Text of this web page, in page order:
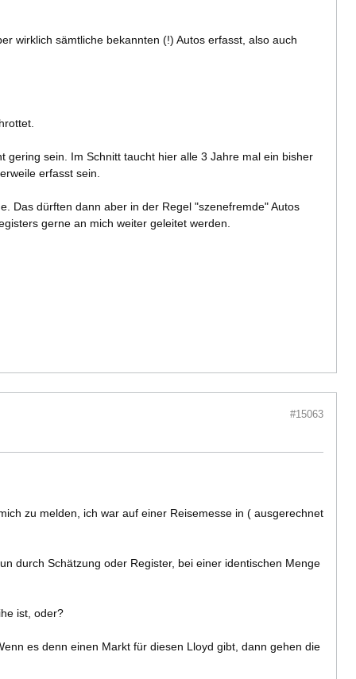
wirklich sämtliche bekannten (!) Autos erfasst, also auch
gering sein. Im Schnitt taucht hier alle 3 Jahre mal ein bisher
erfasst sein.
Das dürften dann aber in der Regel "szenefremde" Autos
gerne an mich weiter geleitet werden.
#15063
zu melden, ich war auf einer Reisemesse in ( ausgerechnet
durch Schätzung oder Register, bei einer identischen Menge
ist, oder?
es denn einen Markt für diesen Lloyd gibt, dann gehen die